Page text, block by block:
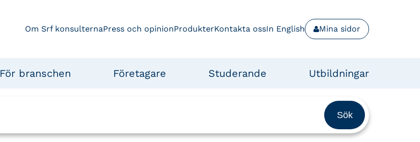
Om Srf konsulternaPress och opinionProdukterKontakta ossIn English Mina sidor
För branschen Företagare Studerande Utbildningar